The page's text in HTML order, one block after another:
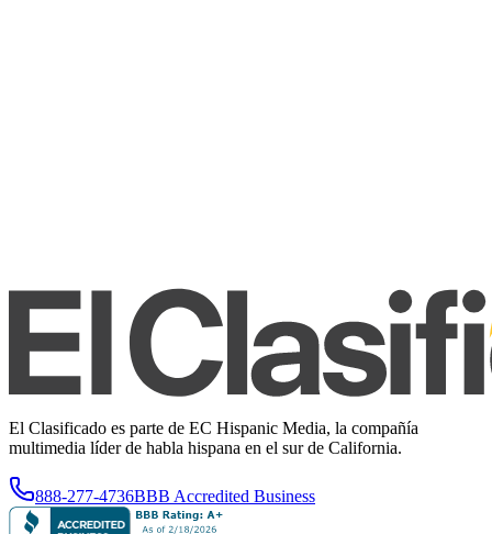
El Clasificado es parte de EC Hispanic Media, la compañía
multimedia líder de habla hispana en el sur de California.
888-277-4736BBB Accredited Business